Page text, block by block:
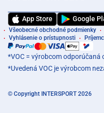
App Store Google
Všeobecné obchodné podmienky
Vyhlásenie o prístupnosti
*VOC = výrobcom odporúčaná
*Uvedená VOC je výrobcom
© Copyright INTERSPORT 2026